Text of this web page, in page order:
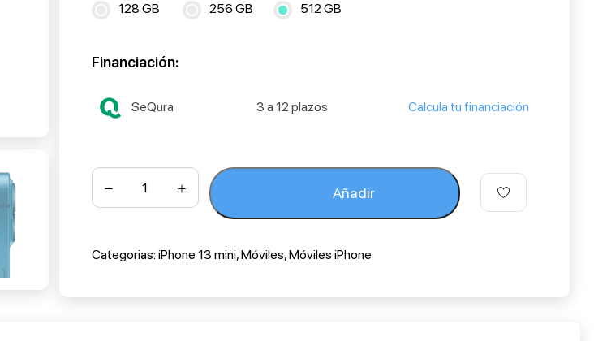
128 GB 256 GB 512 GB
Financiación:
SeQura 3 a 12 plazos Calcula tu financiación
Añadir
Categorias: iPhone 13 mini,Móviles,Móviles iPhone